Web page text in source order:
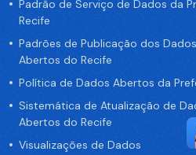
Padrão de Serviço de Dados da
Recife
Padrões de Publicação dos
Abertos do Recife
Política de Dados Abertos da
Sistemática de Atualização de
Abertos do Recife
Visualizações de Dados